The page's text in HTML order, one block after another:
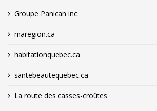
Groupe Panican inc.
maregion.ca
habitationquebec.ca
santebeautequebec.ca
La route des casses-croûtes